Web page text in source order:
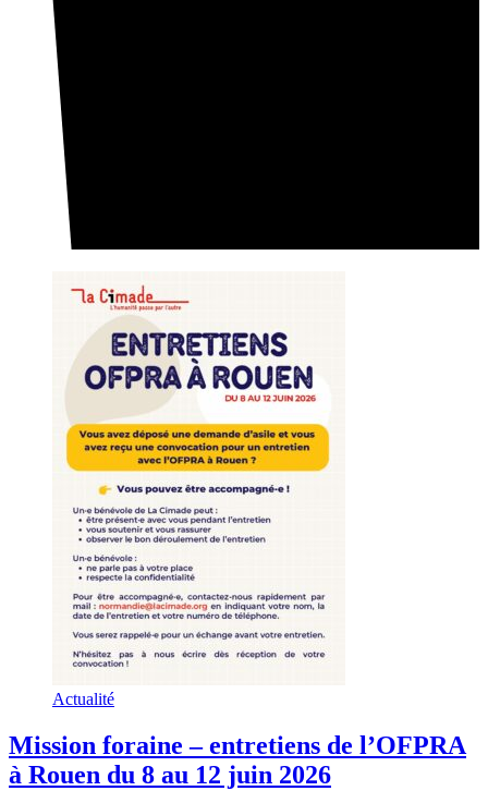
Actualité
Mission foraine – entretiens de l’OFPRA
à Rouen du 8 au 12 juin 2026